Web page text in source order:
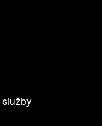
služby